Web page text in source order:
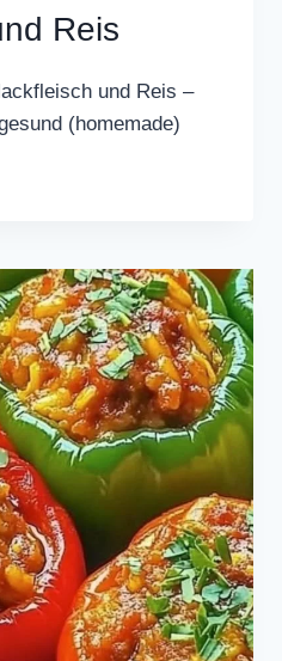
Reis
und Reis –
(homemade)